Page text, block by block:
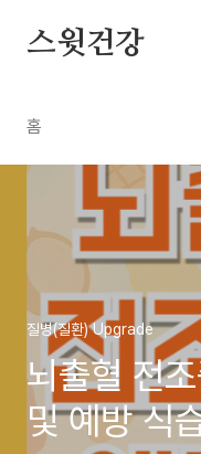
스윗건강
홈
질병(질환) Upgrade
뇌출혈 전
및 예방 식